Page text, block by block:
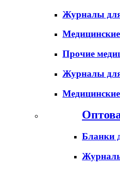
Журналы
Прочие
Журналы
Бланки